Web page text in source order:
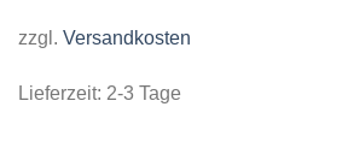
zzgl. Versandkosten
Lieferzeit: 2-3 Tage